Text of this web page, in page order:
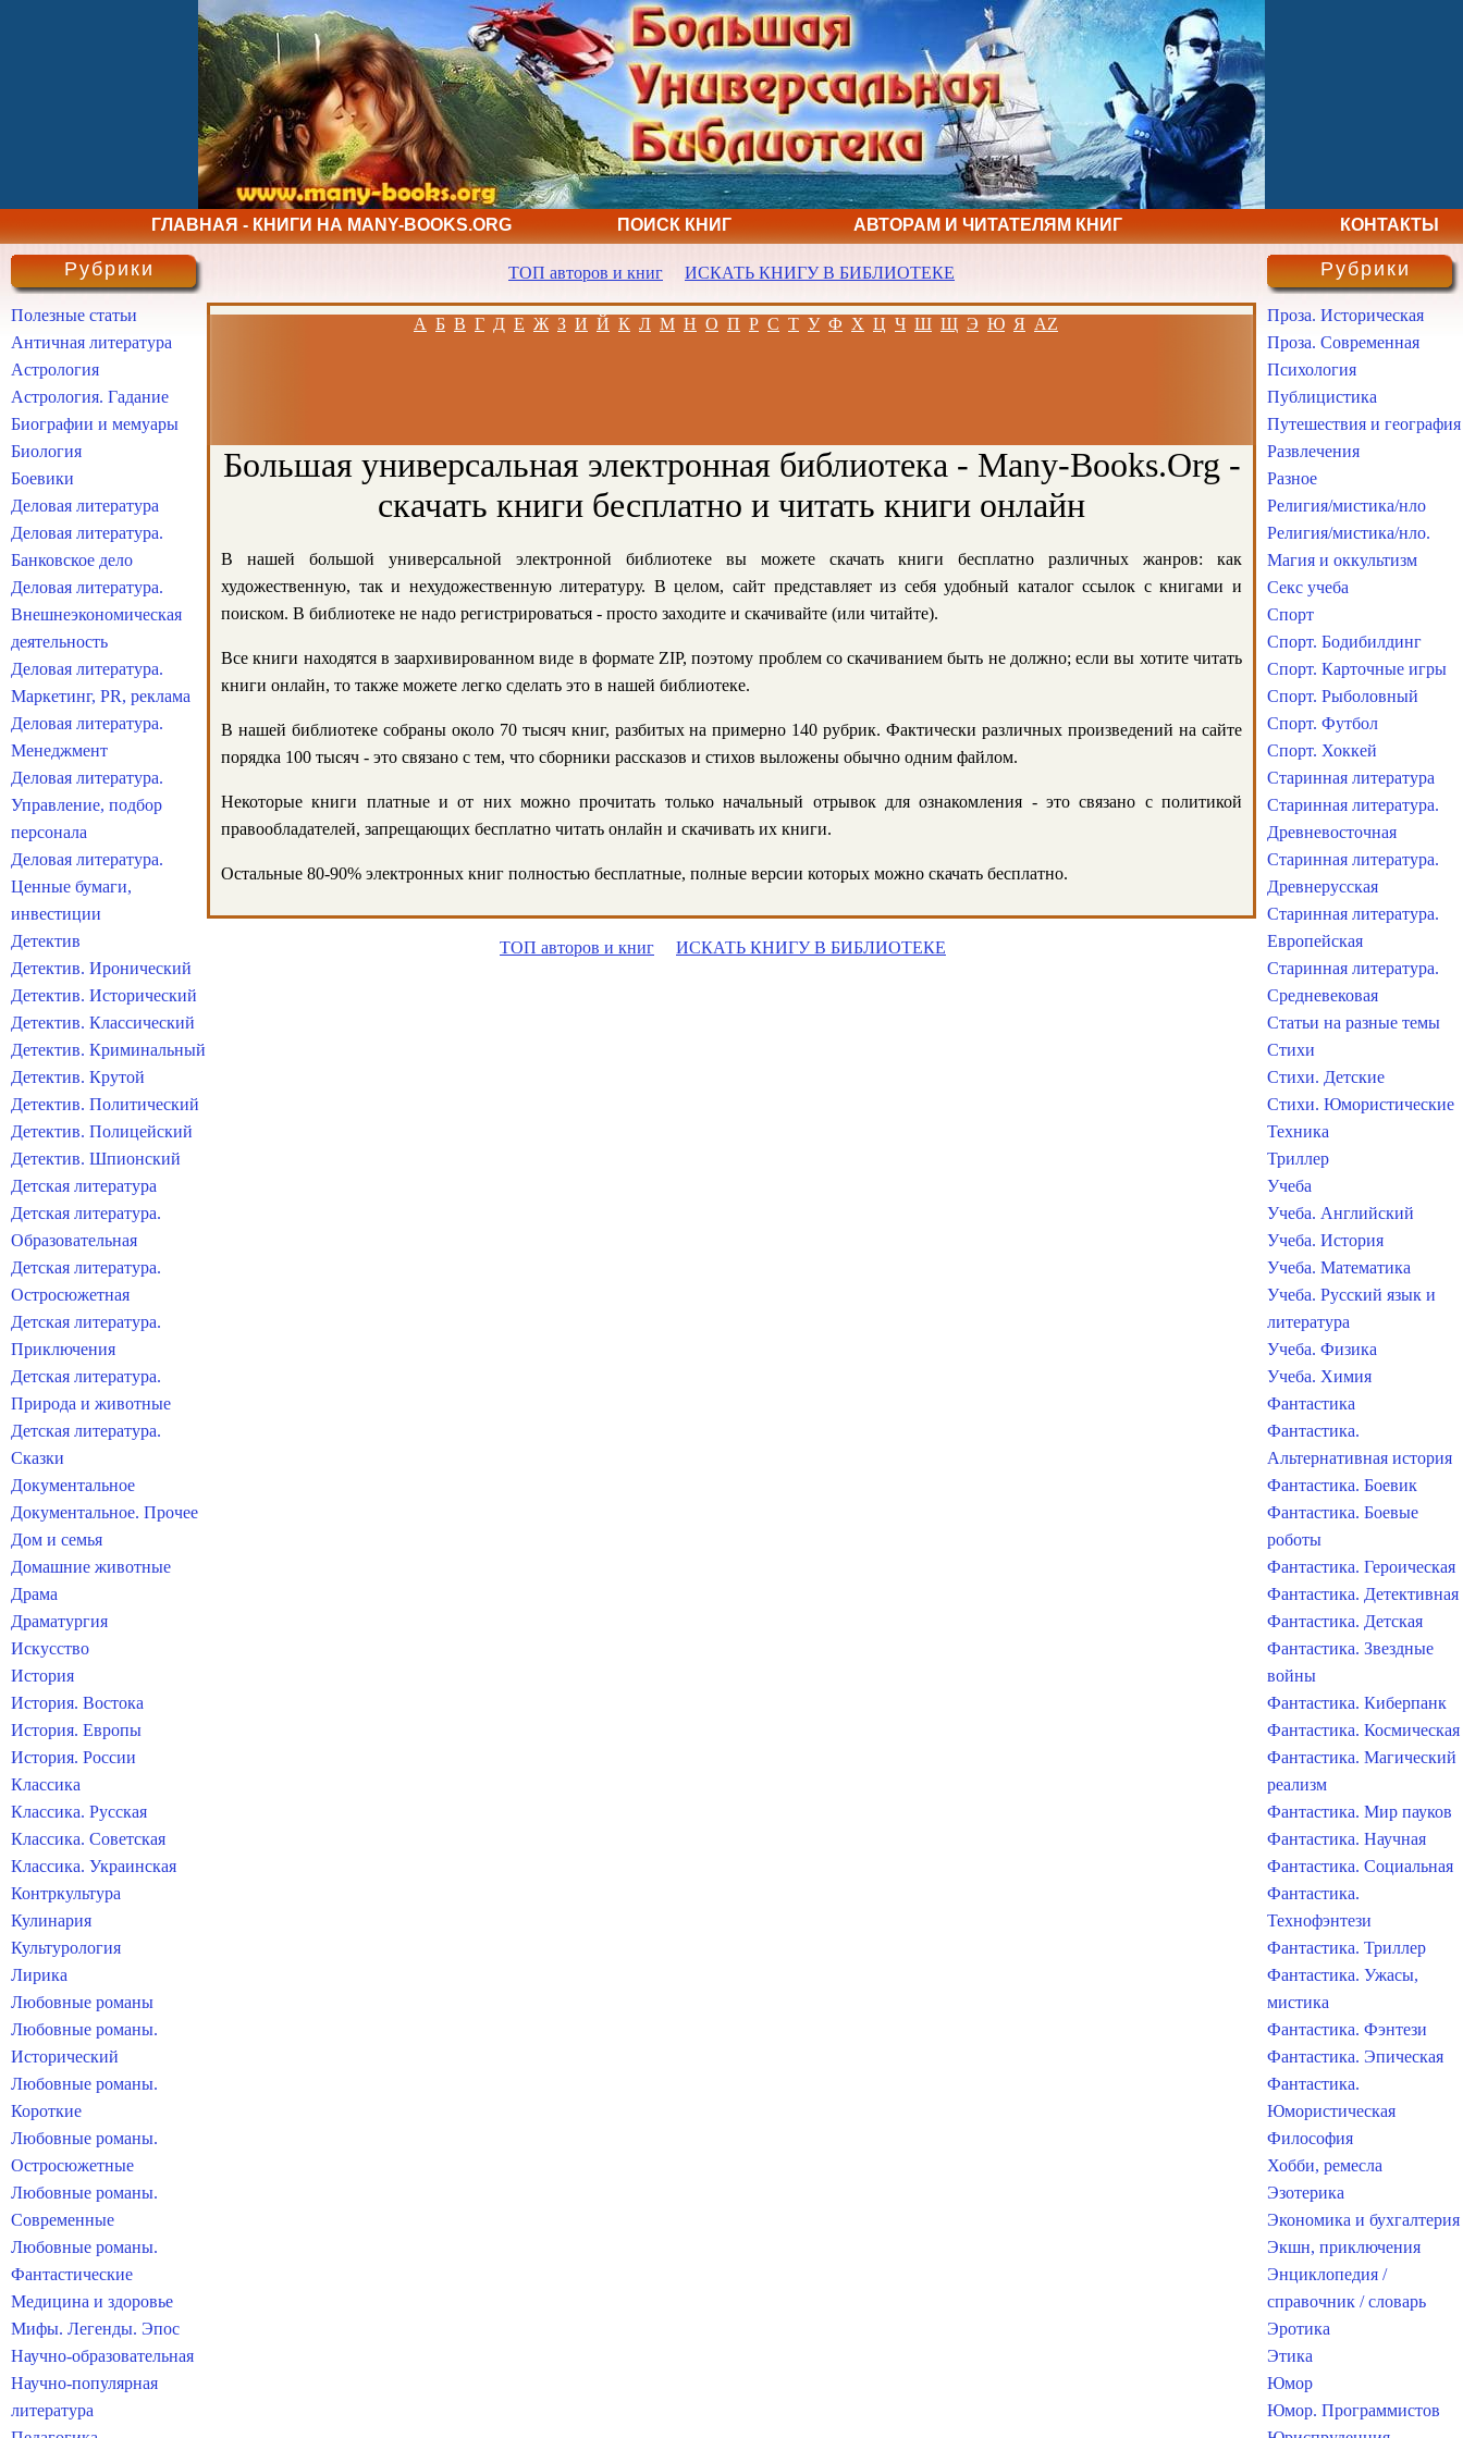
ГЛАВНАЯ - КНИГИ НА MANY-BOOKS.ORG ПОИСК КНИГ АВТОРАМ И ЧИТАТЕЛЯМ КНИГ КОНТАКТЫ
ТОП авторов и книг ИСКАТЬ КНИГУ В БИБЛИОТЕКЕ
А Б В Г Д Е Ж З И Й К Л М Н О П Р С Т У Ф Х Ц Ч Ш Щ Э Ю Я AZ
Большая универсальная электронная библиотека - Many-Books.Org -
скачать книги бесплатно и читать книги онлайн
В нашей большой универсальной электронной библиотеке вы можете скачать книги бесплатно различных жанров: как
художественную, так и нехудожественную литературу. В целом, сайт представляет из себя удобный каталог ссылок с книгами и
поиском. В библиотеке не надо регистрироваться - просто заходите и скачивайте (или читайте).
Все книги находятся в заархивированном виде в формате ZIP, поэтому проблем со скачиванием быть не должно; если вы хотите читать
книги онлайн, то также можете легко сделать это в нашей библиотеке.
В нашей библиотеке собраны около 70 тысяч книг, разбитых на примерно 140 рубрик. Фактически различных произведений на сайте
порядка 100 тысяч - это связано с тем, что сборники рассказов и стихов выложены обычно одним файлом.
Некоторые книги платные и от них можно прочитать только начальный отрывок для ознакомления - это связано с политикой
правообладателей, запрещающих бесплатно читать онлайн и скачивать их книги.
Остальные 80-90% электронных книг полностью бесплатные, полные версии которых можно скачать бесплатно.
ТОП авторов и книг ИСКАТЬ КНИГУ В БИБЛИОТЕКЕ
Рубрики
Полезные статьи
Античная литература
Астрология
Астрология. Гадание
Биографии и мемуары
Биология
Боевики
Деловая литература
Деловая литература.
Банковское дело
Деловая литература.
Внешнеэкономическая
деятельность
Деловая литература.
Маркетинг, PR, реклама
Деловая литература.
Менеджмент
Деловая литература.
Управление, подбор
персонала
Деловая литература.
Ценные бумаги,
инвестиции
Детектив
Детектив. Иронический
Детектив. Исторический
Детектив. Классический
Детектив. Криминальный
Детектив. Крутой
Детектив. Политический
Детектив. Полицейский
Детектив. Шпионский
Детская литература
Детская литература.
Образовательная
Детская литература.
Остросюжетная
Детская литература.
Приключения
Детская литература.
Природа и животные
Детская литература.
Сказки
Документальное
Документальное. Прочее
Дом и семья
Домашние животные
Драма
Драматургия
Искусство
История
История. Востока
История. Европы
История. России
Классика
Классика. Русская
Классика. Советская
Классика. Украинская
Контркультура
Кулинария
Культурология
Лирика
Любовные романы
Любовные романы.
Исторический
Любовные романы.
Короткие
Любовные романы.
Остросюжетные
Любовные романы.
Современные
Любовные романы.
Фантастические
Медицина и здоровье
Мифы. Легенды. Эпос
Научно-образовательная
Научно-популярная
литература
Рубрики
Проза. Историческая
Проза. Современная
Психология
Публицистика
Путешествия и география
Развлечения
Разное
Религия/мистика/нло
Религия/мистика/нло.
Магия и оккультизм
Секс учеба
Спорт
Спорт. Бодибилдинг
Спорт. Карточные игры
Спорт. Рыболовный
Спорт. Футбол
Спорт. Хоккей
Старинная литература
Старинная литература.
Древневосточная
Старинная литература.
Древнерусская
Старинная литература.
Европейская
Старинная литература.
Средневековая
Статьи на разные темы
Стихи
Стихи. Детские
Стихи. Юмористические
Техника
Триллер
Учеба
Учеба. Английский
Учеба. История
Учеба. Математика
Учеба. Русский язык и
литература
Учеба. Физика
Учеба. Химия
Фантастика
Фантастика.
Альтернативная история
Фантастика. Боевик
Фантастика. Боевые
роботы
Фантастика. Героическая
Фантастика. Детективная
Фантастика. Детская
Фантастика. Звездные
войны
Фантастика. Киберпанк
Фантастика. Космическая
Фантастика. Магический
реализм
Фантастика. Мир пауков
Фантастика. Научная
Фантастика. Социальная
Фантастика.
Технофэнтези
Фантастика. Триллер
Фантастика. Ужасы,
мистика
Фантастика. Фэнтези
Фантастика. Эпическая
Фантастика.
Юмористическая
Философия
Хобби, ремесла
Эзотерика
Экономика и бухгалтерия
Экшн, приключения
Энциклопедия /
справочник / словарь
Эротика
Этика
Юмор
Юмор. Программистов